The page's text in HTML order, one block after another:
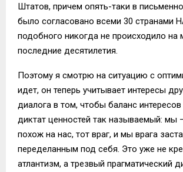
Штатов, причем опять-таки в
было согласовано всеми 30 странами
подобного никогда не происходило на
последние десятилетия.
Поэтому я смотрю на ситуацию с
идет, он теперь учитывает интересы
диалога в том, чтобы баланс
диктат ценностей так называемый: мы
похож на нас, тот враг, и мы врага
переделанным под себя. Это уже не
атлантизм, а трезвый прагматический